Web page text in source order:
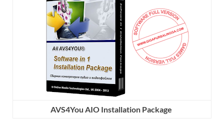
AVS4You AIO Installation Package